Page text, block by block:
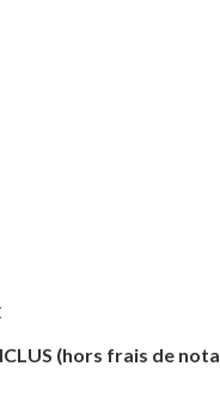
(hors frais de